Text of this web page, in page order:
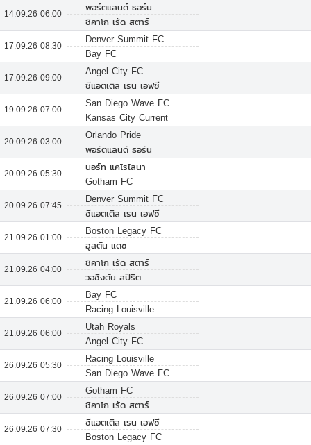
14.09.26 06:00
พอร์ตแลนด์ ธอร์น
ชิคาโก เร้ด สตาร์
17.09.26 08:30
Denver Summit FC
Bay FC
17.09.26 09:00
Angel City FC
ซีแอตเติล เรน เอฟซี
19.09.26 07:00
San Diego Wave FC
Kansas City Current
20.09.26 03:00
Orlando Pride
พอร์ตแลนด์ ธอร์น
20.09.26 05:30
นอร์ท แคโรไลนา
Gotham FC
20.09.26 07:45
Denver Summit FC
ซีแอตเติล เรน เอฟซี
21.09.26 01:00
Boston Legacy FC
ฮูสตัน แดช
21.09.26 04:00
ชิคาโก เร้ด สตาร์
วอชิงตัน สปิริต
21.09.26 06:00
Bay FC
Racing Louisville
21.09.26 06:00
Utah Royals
Angel City FC
26.09.26 05:30
Racing Louisville
San Diego Wave FC
26.09.26 07:00
Gotham FC
ชิคาโก เร้ด สตาร์
26.09.26 07:30
ซีแอตเติล เรน เอฟซี
Boston Legacy FC